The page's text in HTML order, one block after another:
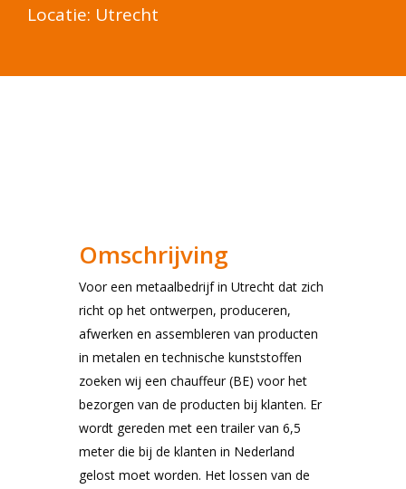
Locatie: Utrecht
Omschrijving
Voor een metaalbedrijf in Utrecht dat zich
richt op het ontwerpen, produceren,
afwerken en assembleren van producten
in metalen en technische kunststoffen
zoeken wij een chauffeur (BE) voor het
bezorgen van de producten bij klanten. Er
wordt gereden met een trailer van 6,5
meter die bij de klanten in Nederland
gelost moet worden. Het lossen van de